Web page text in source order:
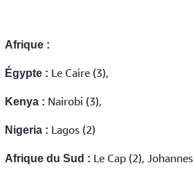
Afrique :
Égypte : Le Caire (3),
Kenya : Nairobi (3),
Nigeria : Lagos (2)
Afrique du Sud : Le Cap (2),